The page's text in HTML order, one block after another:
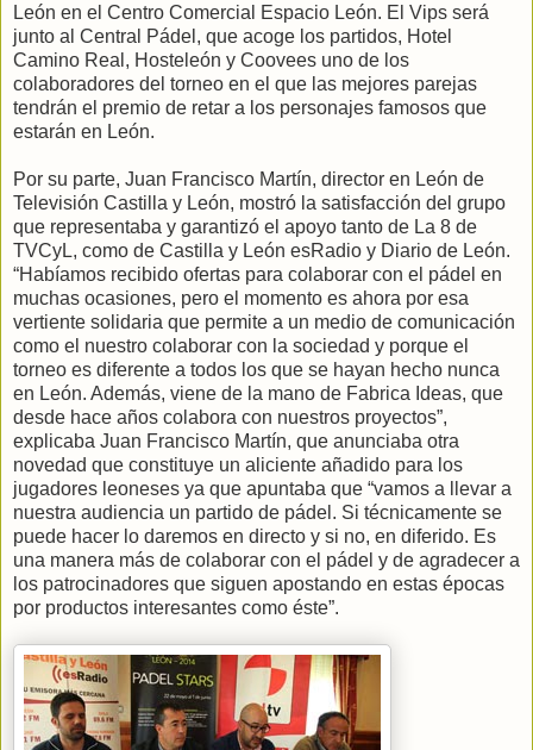
León en el Centro Comercial Espacio León. El Vips será
junto al Central Pádel, que acoge los partidos, Hotel
Camino Real, Hosteleón y Coovees uno de los
colaboradores del torneo en el que las mejores parejas
tendrán el premio de retar a los personajes famosos que
estarán en León.
Por su parte, Juan Francisco Martín, director en León de
Televisión Castilla y León, mostró la satisfacción del grupo
que representaba y garantizó el apoyo tanto de La 8 de
TVCyL, como de Castilla y León esRadio y Diario de León.
“Habíamos recibido ofertas para colaborar con el pádel en
muchas ocasiones, pero el momento es ahora por esa
vertiente solidaria que permite a un medio de comunicación
como el nuestro colaborar con la sociedad y porque el
torneo es diferente a todos los que se hayan hecho nunca
en León. Además, viene de la mano de Fabrica Ideas, que
desde hace años colabora con nuestros proyectos”,
explicaba Juan Francisco Martín, que anunciaba otra
novedad que constituye un aliciente añadido para los
jugadores leoneses ya que apuntaba que “vamos a llevar a
nuestra audiencia un partido de pádel. Si técnicamente se
puede hacer lo daremos en directo y si no, en diferido. Es
una manera más de colaborar con el pádel y de agradecer a
los patrocinadores que siguen apostando en estas épocas
por productos interesantes como éste”.